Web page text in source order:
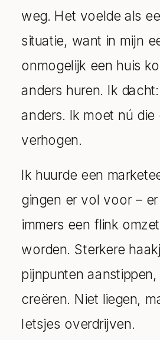
weg. Het voelde als
situatie, want in mijn
onmogelijk een huis
anders huren. Ik
anders. Ik moet nú die
verhogen.
Ik huurde een
gingen er vol voor –
immers een flink
worden. Sterkere
pijnpunten
creëren. Niet liegen,
Ietsjes overdrijven.